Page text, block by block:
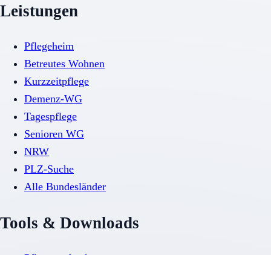
Leistungen
Pflegeheim
Betreutes Wohnen
Kurzzeitpflege
Demenz-WG
Tagespflege
Senioren WG
NRW
PLZ-Suche
Alle Bundesländer
Tools & Downloads